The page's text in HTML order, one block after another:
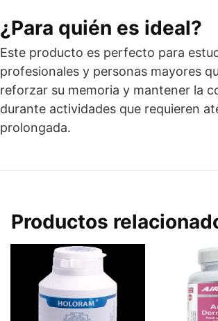
¿Para quién es ideal?
Este producto es perfecto para
profesionales y personas mayores
reforzar su memoria y mantener la
durante actividades que requieren
prolongada.
Productos